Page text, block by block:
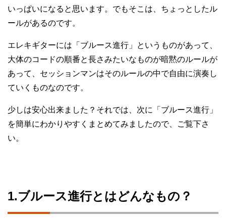
いっぱいになると思います。でもそこは、ちょっとしたル
ールがあるのです。
エレキギターには「ブルース進行」というものがあって、
大体のコードの順番と長さみたいなものが暗黙のルールが
あって、セッションマンはそのルールの中で自由に演奏し
ていくものなのです。
少しは安心出来ました？それでは、次に「ブルース進行」
を簡単にわかりやすくまとめてみましたので、ご覧下さ
い。
1.ブルース進行とはどんなもの？